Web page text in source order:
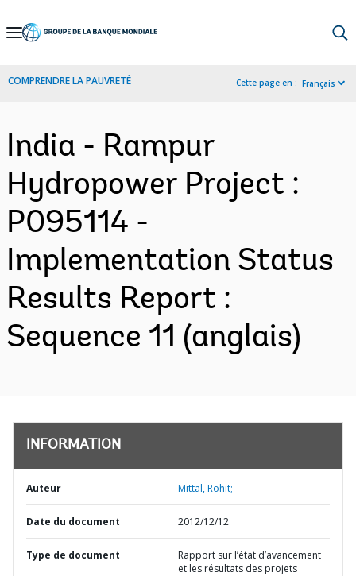
Skip
Navigation
COMPRENDRE LA PAUVRETÉ Cette page en : Français
India - Rampur
Hydropower Project :
P095114 -
Implementation Status
Results Report :
Sequence 11 (anglais)
INFORMATION
Auteur Mittal, Rohit;
Date du document 2012/12/12
Type de document
Rapport sur l’état d’avancement
et les résultats des projets